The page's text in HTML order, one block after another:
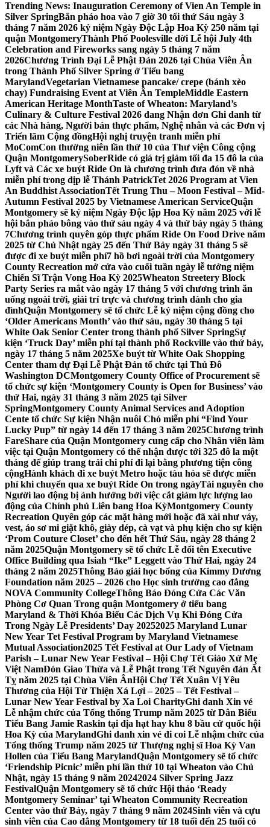
Trending News: Inauguration Ceremony of Vien An Temple in
Silver SpringBắn pháo hoa vào 7 giờ 30 tối thứ Sáu ngày 3
tháng 7 năm 2026 kỷ niệm Ngày Độc Lập Hoa Kỳ 250 năm tại
quận MontgomeryThành Phố Poolesville dời Lễ hội July 4th
Celebration and Fireworks sang ngày 5 tháng 7 năm
2026Chương Trình Đại Lễ Phật Đản 2026 tại Chùa Viên Ân
trong Thành Phố Silver Spring ở Tiểu bang
MarylandVegetarian Vietnamese pancake/ crepe (bánh xèo
chay) Fundraising Event at Viên Ân TempleMiddle Eastern
American Heritage MonthTaste of Wheaton: Maryland’s
Culinary & Culture Festival 2026 đang Nhận đơn Ghi danh từ
các Nhà hàng, Người bán thực phẩm, Nghệ nhân và các Đơn vị
Triển lãm Cộng đồngHội nghị truyện tranh miễn phí
MoComCon thường niên lần thứ 10 của Thư viện Công cộng
Quận MontgomerySoberRide có giá trị giảm tối đa 15 đô la của
Lyft và Các xe buýt Ride On là chương trình đưa đón về nhà
miễn phí trong dịp lễ Thánh PatrickTet 2026 Program at Vien
An Buddhist AssociationTết Trung Thu – Moon Festival – Mid-
Autumn Festival 2025 by Vietnamese American ServiceQuận
Montgomery sẽ kỷ niệm Ngày Độc lập Hoa Kỳ năm 2025 với lễ
hội bắn pháo bông vào thứ sáu ngày 4 và thứ bảy ngày 5 tháng
7Chương trình quyên góp thực phẩm Ride On Food Drive năm
2025 từ Chủ Nhật ngày 25 đến Thứ Bảy ngày 31 tháng 5 sẽ
được đi xe buýt miễn phí7 hồ bơi ngoài trời của Montgomery
County Recreation mở cửa vào cuối tuần ngày lễ tưởng niệm
Chiến Sĩ Trận Vong Hoa Kỳ 2025Wheaton Streetery Block
Party Series ra mắt vào ngày 17 tháng 5 với chương trình ăn
uống ngoài trời, giải trí trực và chương trình dành cho gia
đìnhQuận Montgomery sẽ tổ chức Lễ kỷ niệm cộng đồng cho
‘Older Americans Month’ vào thứ sáu, ngày 30 tháng 5 tại
White Oak Senior Center trong thành phố Silver SpringSự
kiện ‘Truck Day’ miễn phí tại thành phố Rockville vào thứ bảy,
ngày 17 tháng 5 năm 2025Xe buýt từ White Oak Shopping
Center tham dự Đại Lễ Phật Đản tổ chức tại Thủ Đô
Washington DCMontgomery County Office of Procurement sẽ
tổ chức sự kiện ‘Montgomery County is Open for Business’ vào
thứ Hai, ngày 31 tháng 3 năm 2025 tại Silver
SpringMontgomery County Animal Services and Adoption
Cente tổ chức Sự kiện Nhận nuôi Chó miễn phí “Find Your
Lucky Pup” từ ngày 14 đến 17 tháng 3 năm 2025Chương trình
FareShare của Quận Montgomery cung cấp cho Nhân viên làm
việc tại Quận Montgomery có thể nhận được tới 325 đô la một
tháng để giúp trang trải chi phí đi lại bằng phương tiện công
cộngHành khách đi xe buýt Metro hoặc tàu hỏa sẽ được miễn
phí khi chuyển qua xe buýt Ride On trong ngàyTài nguyên cho
Người lao động bị ảnh hưởng bởi việc cắt giảm lực lượng lao
động của Chính phủ Liên bang Hoa KỳMontgomery County
Recreation Quyên góp các mặt hàng mới hoặc đã xài như váy,
vest, áo sơ mi giặt khô, giày dép, cà vạt và phụ kiện cho sự kiện
‘Prom Couture Closet’ cho đến hết Thứ Sáu, ngày 28 tháng 2
năm 2025Quận Montgomery sẽ tổ chức Lễ đổi tên Executive
Office Building qua Isiah “Ike” Leggett vào Thứ Hai, ngày 24
tháng 2 năm 2025Thông Báo giải học bổng của Kimmy Dương
Foundation năm 2025 – 2026 cho Học sinh trường cao đẳng
NOVA Community CollegeThông Báo Đóng Cửa Các Văn
Phòng Cơ Quan Trong quận Montgomery ở tiểu bang
Maryland & Thời Khóa Biểu Các Dịch Vụ Khi Đóng Cửa
Trong Ngày Lễ Presidents’ Day 20252025 Maryland Lunar
New Year Tet Festival Program by Maryland Vietnamese
Mutual Association2025 Tết Festival at Our Lady of Vietnam
Parish – Lunar New Year Festival – Hội Chợ Tết Giáo Xứ Mẹ
Việt NamĐón Giao Thừa và Lễ Phật trong Tết Nguyên đán Ất
Tỵ năm 2025 tại Chùa Viên ÂnHội Chợ Tết Xuân Vị Yêu
Thương của Hội Từ Thiện Xá Lợi – 2025 – Tết Festival –
Lunar New Year Festival by Xa Loi CharityGhi danh Xin vé
Lễ nhậm chức của Tổng thống Trump năm 2025 từ Dân Biểu
Tiểu Bang Jamie Raskin tại địa hạt hay khu 8 bầu cử quốc hội
Hoa Kỳ của MarylandGhi danh xin vé đi coi Lễ nhậm chức của
Tổng thống Trump năm 2025 từ Thượng nghị sĩ Hoa Kỳ Van
Hollen của Tiểu Bang MarylandQuận Montgomery sẽ tổ chức
‘Friendship Picnic’ miễn phí lần thứ 10 tại Wheaton vào Chủ
Nhật, ngày 15 tháng 9 năm 20242024 Silver Spring Jazz
FestivalQuận Montgomery sẽ tổ chức Hội thảo ‘Ready
Montgomery Seminar’ tại Wheaton Community Recreation
Center vào thứ Bảy, ngày 7 tháng 9 năm 2024Sinh viên và cựu
sinh viên của Cao đẳng Montgomery từ 18 tuổi đến 25 tuổi có